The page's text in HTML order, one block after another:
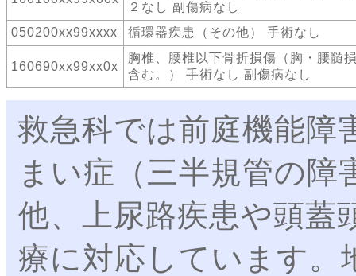
２なし 副傷病なし
050200xx99xxxx
循環器疾患（その他） 手術なし
160690xx99xx0x
胸椎、腰椎以下骨折損傷（胸・腰髄
含む。） 手術なし 副傷病なし
救急科では前庭機能障
まい症（三半規管の
他、上尿路疾患や頭蓋
療に対応しています。